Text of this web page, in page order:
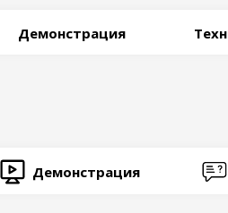
Демонстрация
Демонстрация